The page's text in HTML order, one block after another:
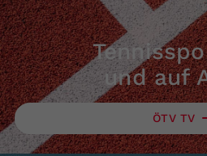
und auf
ÖTV TV